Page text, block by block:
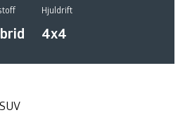
Hjuldrift
4x4